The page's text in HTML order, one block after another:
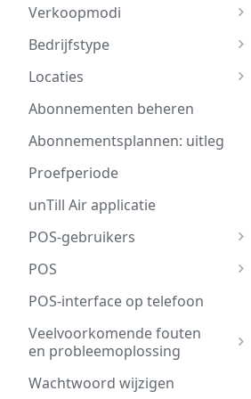
Verkoopmodi
Bedrijfstype
Locaties
Abonnementen beheren
Abonnementsplannen: uitleg
Proefperiode
unTill Air applicatie
POS-gebruikers
POS
POS-interface op telefoon
Veelvoorkomende fouten
en probleemoplossing
Wachtwoord wijzigen